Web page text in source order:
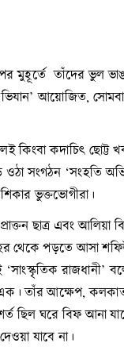
তাঁদের ভুল
আয়োজিত,
কদাচিৎ ছোট্ট
সংগঠন ‘সংহতি
ভুক্তভোগীরা।
ছাত্র এবং আলিয়া
শহর থেকে পড়তে আসা
রাজধানী’
এক। তাঁর আক্ষেপ,
শর্ত ছিল ঘরে বিফ আনা
যাবে না।